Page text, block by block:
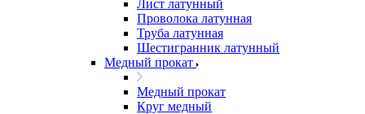
Лист латунный
Проволока латунная
Труба латунная
Шестигранник латунный
Медный прокат
Медный прокат
Круг медный